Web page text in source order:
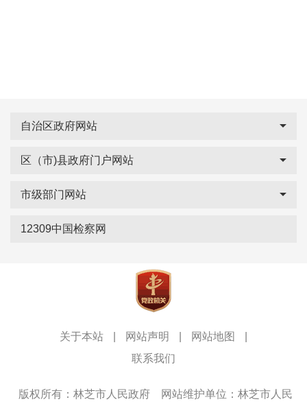
自治区政府网站
区（市)县政府门户网站
市级部门网站
12309中国检察网
关于本站 网站声明 网站地图
联系我们
版权所有：林芝市人民政府 网站维护单位：林芝市人民